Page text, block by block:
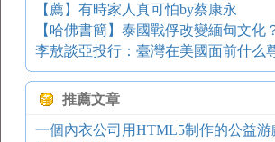
【薦】有時家人真可怕by蔡康永
【哈佛書簡】泰國戰俘改變緬甸文化
李敖談亞投行：臺灣在美國面前什么
推薦文章